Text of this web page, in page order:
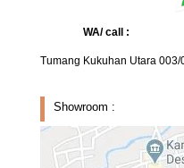
WA/
Tumang Kukuhan Utara
Showroom :